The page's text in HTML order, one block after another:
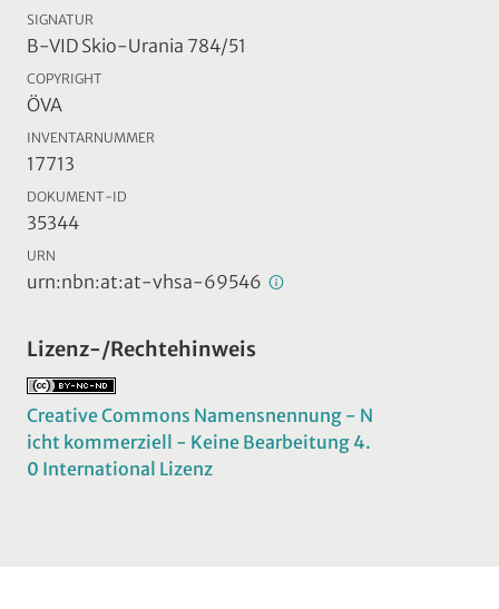
SIGNATUR
B-VID Skio-Urania 784/51
COPYRIGHT
ÖVA
INVENTARNUMMER
17713
DOKUMENT-ID
35344
URN
urn:nbn:at:at-vhsa-69546
Lizenz-/Rechtehinweis
Creative Commons Namensnennung - N
icht kommerziell - Keine Bearbeitung 4.
0 International Lizenz